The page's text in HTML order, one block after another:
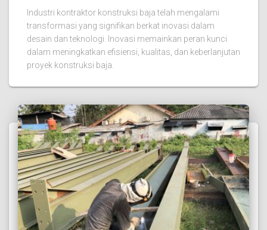
Industri kontraktor konstruksi baja telah mengalami
transformasi yang signifikan berkat inovasi dalam
desain dan teknologi. Inovasi memainkan peran kunci
dalam meningkatkan efisiensi, kualitas, dan keberlanjutan
proyek konstruksi baja.